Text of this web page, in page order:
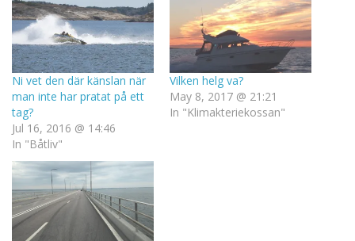
Ni vet den där känslan när
man inte har pratat på ett
tag?
Jul 16, 2016 @ 14:46
In "Båtliv"
Vilken helg va?
May 8, 2017 @ 21:21
In "Klimakteriekossan"